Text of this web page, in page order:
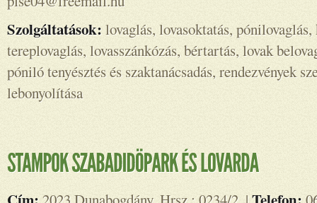
Szolgáltatások: lovaglás, lovasoktatás, pónilovaglás,
tereplovaglás, lovasszánkózás, bértartás, lovak
póniló tenyésztés és szaktanácsadás, rendezvények
lebonyolítása